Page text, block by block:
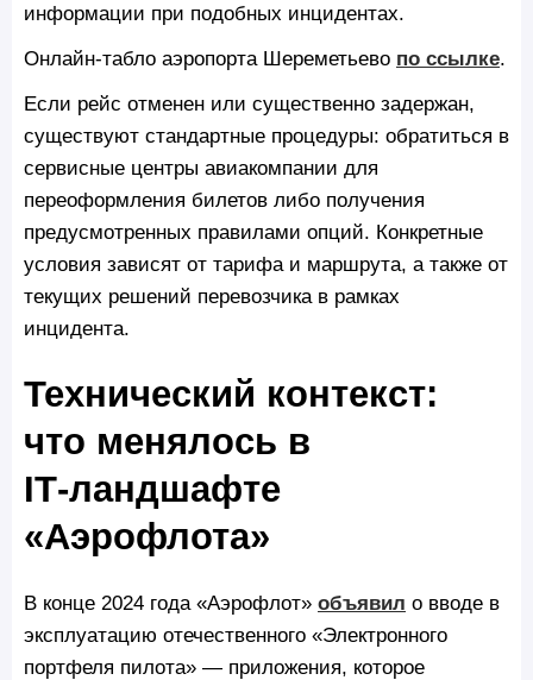
информации при подобных инцидентах.
Онлайн-табло аэропорта Шереметьево по ссылке.
Если рейс отменен или существенно задержан,
существуют стандартные процедуры: обратиться в
сервисные центры авиакомпании для
переоформления билетов либо получения
предусмотренных правилами опций. Конкретные
условия зависят от тарифа и маршрута, а также от
текущих решений перевозчика в рамках
инцидента.
Технический контекст:
что менялось в
IT‑ландшафте
«Аэрофлота»
В конце 2024 года «Аэрофлот» объявил о вводе в
эксплуатацию отечественного «Электронного
портфеля пилота» — приложения, которое